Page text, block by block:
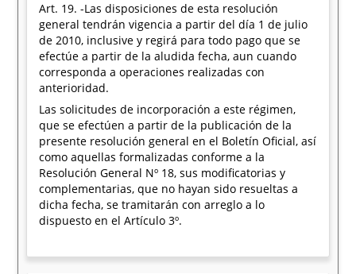
Art. 19. -Las disposiciones de esta resolución
general tendrán vigencia a partir del día 1 de julio
de 2010, inclusive y regirá para todo pago que se
efectúe a partir de la aludida fecha, aun cuando
corresponda a operaciones realizadas con
anterioridad.
Las solicitudes de incorporación a este régimen,
que se efectúen a partir de la publicación de la
presente resolución general en el Boletín Oficial, así
como aquellas formalizadas conforme a la
Resolución General Nº 18, sus modificatorias y
complementarias, que no hayan sido resueltas a
dicha fecha, se tramitarán con arreglo a lo
dispuesto en el Artículo 3º.